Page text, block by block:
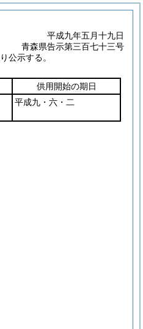
平成九年五月十九日
青森県告示第三百七十三号
公示する。
供用開始の期日
平成九・六・二